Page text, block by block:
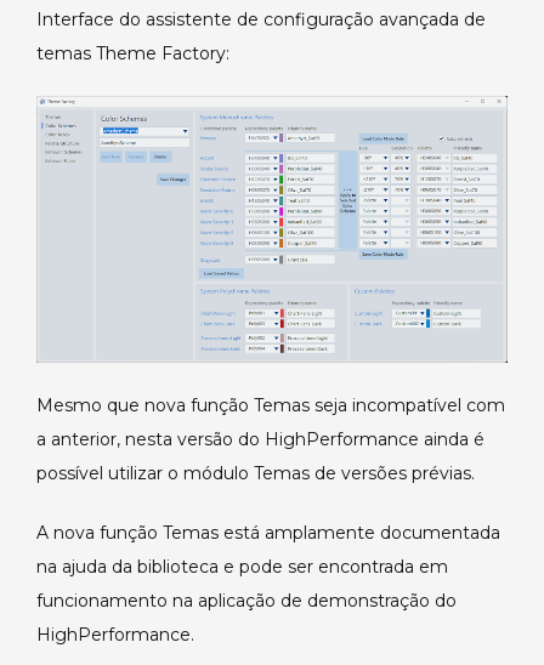
Interface do assistente de configuração avançada de
temas Theme Factory:
Mesmo que nova função Temas seja incompatível com
a anterior, nesta versão do HighPerformance ainda é
possível utilizar o módulo Temas de versões prévias.
A nova função Temas está amplamente documentada
na ajuda da biblioteca e pode ser encontrada em
funcionamento na aplicação de demonstração do
HighPerformance.